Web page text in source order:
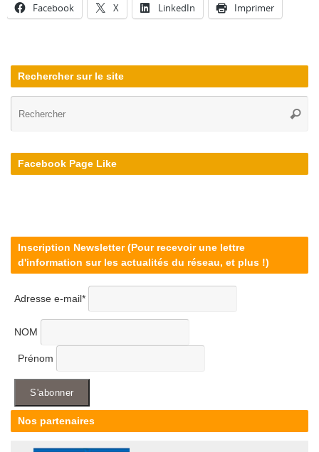
Facebook X LinkedIn Imprimer
Rechercher sur le site
Facebook Page Like
Inscription Newsletter (Pour recevoir une lettre
d'information sur les actualités du réseau, et plus !)
Adresse e-mail*
NOM
Prénom
Nos partenaires